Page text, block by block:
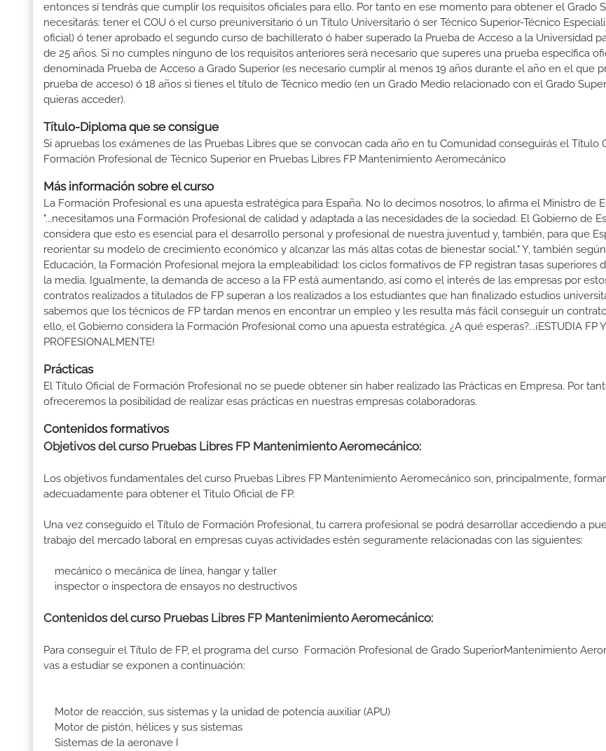
entonces sí tendrás que cumplir los requisitos oficiales para ello. Por tanto en ese momento para obtener el Grado
necesitarás: tener el COU ó el curso preuniversitario ó un Título Universitario ó ser Técnico Superior-Técnico
oficial) ó tener aprobado el segundo curso de bachillerato ó haber superado la Prueba de Acceso a la Universidad
de 25 años. Si no cumples ninguno de los requisitos anteriores será necesario que superes una prueba específica
denominada Prueba de Acceso a Grado Superior (es necesario cumplir al menos 19 años durante el año en el que
prueba de acceso) ó 18 años si tienes el título de Técnico medio (en un Grado Medio relacionado con el Grado
quieras acceder).
Título-Diploma que se consigue
Si apruebas los exámenes de las Pruebas Libres que se convocan cada año en tu Comunidad conseguirás el Título
Formación Profesional de Técnico Superior en Pruebas Libres FP Mantenimiento Aeromecánico
Más información sobre el curso
La Formación Profesional es una apuesta estratégica para España. No lo decimos nosotros, lo afirma el Ministro de
"...necesitamos una Formación Profesional de calidad y adaptada a las necesidades de la sociedad. El Gobierno de
considera que esto es esencial para el desarrollo personal y profesional de nuestra juventud y, también, para que
reorientar su modelo de crecimiento económico y alcanzar las más altas cotas de bienestar social." Y, también
Educación, la Formación Profesional mejora la empleabilidad: los ciclos formativos de FP registran tasas superiores
la media. Igualmente, la demanda de acceso a la FP está aumentando, así como el interés de las empresas por
contratos realizados a titulados de FP superan a los realizados a los estudiantes que han finalizado estudios
sabemos que los técnicos de FP tardan menos en encontrar un empleo y les resulta más fácil conseguir un
ello, el Gobierno considera la Formación Profesional como una apuesta estratégica. ¿A qué esperas?...¡ESTUDIA FP
PROFESIONALMENTE!
Prácticas
El Título Oficial de Formación Profesional no se puede obtener sin haber realizado las Prácticas en Empresa. Por
ofreceremos la posibilidad de realizar esas prácticas en nuestras empresas colaboradoras.
Contenidos formativos
Objetivos del curso Pruebas Libres FP Mantenimiento Aeromecánico:
Los objetivos fundamentales del curso Pruebas Libres FP Mantenimiento Aeromecánico son, principalmente,
adecuadamente para obtener el Titulo Oficial de FP.
Una vez conseguido el Título de Formación Profesional, tu carrera profesional se podrá desarrollar accediendo a
trabajo del mercado laboral en empresas cuyas actividades estén seguramente relacionadas con las siguientes:
mecánico o mecánica de línea, hangar y taller
inspector o inspectora de ensayos no destructivos
Contenidos del curso Pruebas Libres FP Mantenimiento Aeromecánico:
Para conseguir el Título de FP, el programa del curso Formación Profesional de Grado SuperiorMantenimiento
vas a estudiar se exponen a continuación:
Motor de reacción, sus sistemas y la unidad de potencia auxiliar (APU)
Motor de pistón, hélices y sus sistemas
Sistemas de la aeronave I